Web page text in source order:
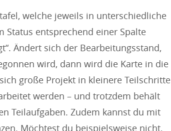
welche jeweils in unterschiedliche
Status entsprechend einer Spalte
Ändert sich der Bearbeitungsstand,
wird, dann wird die Karte in die
große Projekt in kleinere Teilschritte
werden – und trotzdem behält
Teilaufgaben. Zudem kannst du mit
Möchtest du beispielsweise nicht,